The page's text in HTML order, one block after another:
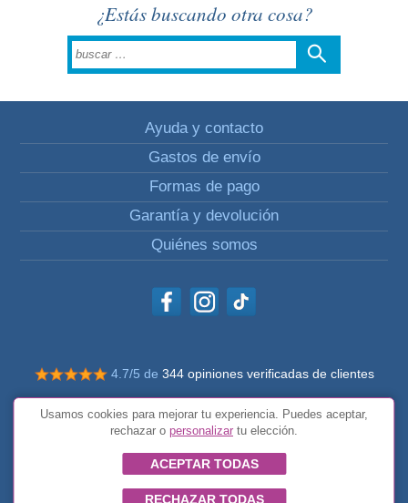
¿Estás buscando otra cosa?
Ayuda y contacto
Gastos de envío
Formas de pago
Garantía y devolución
Quiénes somos
4.7/5 de 344 opiniones verificadas de clientes
© Todos los derechos reservados Impulsivos
Condiciones generales
Usamos cookies para mejorar tu experiencia. Puedes aceptar,
rechazar o personalizar tu elección.
ACEPTAR TODAS
RECHAZAR TODAS